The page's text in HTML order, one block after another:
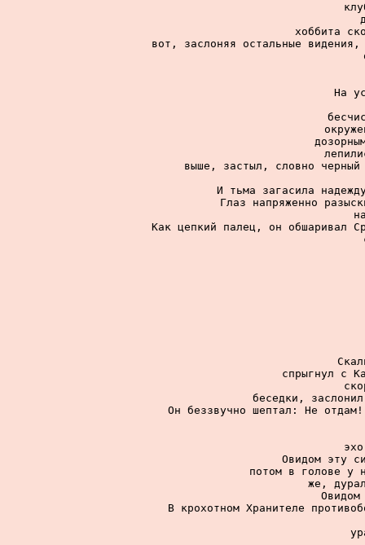
хоббита
вот, заслоняя остальные
На
выше, застыл, словно
И тьма загасила
Глаз напряженно
Как цепкий палец, он обшаривал
спрыгнул с
беседки,
Он беззвучно шептал: Не
Овидом эту
потом в голове у
же,
В крохотном Хранителе